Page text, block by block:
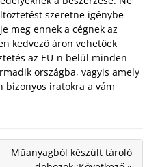
szeretne igénybe
meg ennek a cégnek az
kedvező áron vehetőek
az EU-n belül minden
országba, vagyis amely
bizonyos iratokra a vám
Műanyagból készült tároló